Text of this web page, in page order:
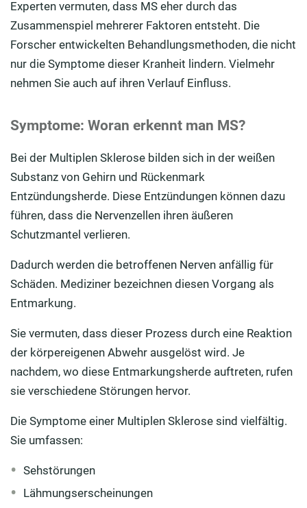
Experten vermuten, dass MS eher durch das
Zusammenspiel mehrerer Faktoren entsteht. Die
Forscher entwickelten Behandlungsmethoden, die nicht
nur die Symptome dieser Kranheit lindern. Vielmehr
nehmen Sie auch auf ihren Verlauf Einfluss.
Symptome: Woran erkennt man MS?
Bei der Multiplen Sklerose bilden sich in der weißen
Substanz von Gehirn und Rückenmark
Entzündungsherde. Diese Entzündungen können dazu
führen, dass die Nervenzellen ihren äußeren
Schutzmantel verlieren.
Dadurch werden die betroffenen Nerven anfällig für
Schäden. Mediziner bezeichnen diesen Vorgang als
Entmarkung.
Sie vermuten, dass dieser Prozess durch eine Reaktion
der körpereigenen Abwehr ausgelöst wird. Je
nachdem, wo diese Entmarkungsherde auftreten, rufen
sie verschiedene Störungen hervor.
Die Symptome einer Multiplen Sklerose sind vielfältig.
Sie umfassen:
Sehstörungen
Lähmungserscheinungen